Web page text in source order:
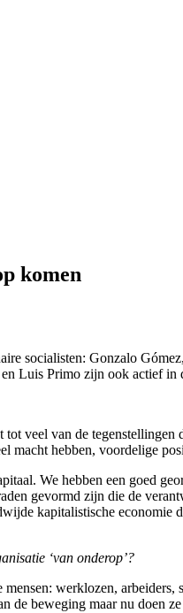
komen
socialisten: Gonzalo
Luis Primo zijn ook actief
veel van de
macht hebben, voordelige
We hebben een goed
gevormd zijn die de
kapitalistische
‘van onderop’?
werklozen,
de beweging maar nu doen